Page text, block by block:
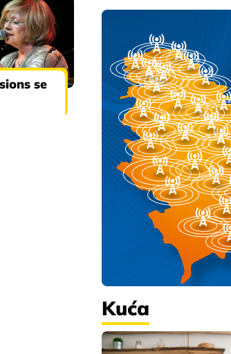
se
Kuća